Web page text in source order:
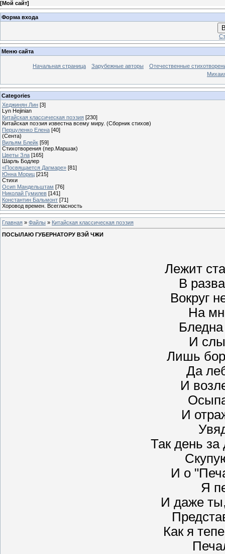
[Мой сайт]
Форма входа
Меню сайта
Начальная страница Зарубежные авторы
Отечественные
Categories
Хеджинян Лин [3]
Lyn Hejinian
Китайская классическая поэзия [230]
Китайская поэзия известна всему миру. (Сборник стихов)
Перцуленко Елена [40]
(Сента)
Вильям Блейк [59]
Стихотворения (пер.Маршак)
Цветы Зла [165]
Шарль Бодлер
«Посвящается Дагмаре» [81]
Юнна Мориц [215]
Стихи
Осип Мандельштам [76]
Николай Гумилев [141]
Константин Бальмонт [71]
Хоровод времен. Всегласность
Главная » Файлы » Китайская классическая поэзия
ПОСЫЛАЮ ГУБЕРНАТОРУ ВЭЙ ЧЖИ
Лежит
В
Вокруг
На
И
Лишь
Да
И
И
Так день
И о
Я
И даже
Как я